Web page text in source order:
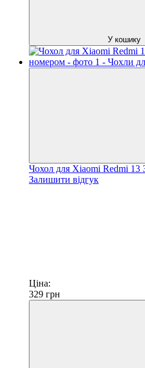
У кошику
Чохол для Xiaomi Redmi
Залишити відгук
Ціна:
329 грн